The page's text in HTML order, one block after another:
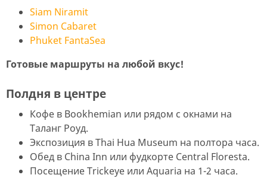
Siam Niramit
Simon Cabaret
Phuket FantaSea
Готовые маршруты на любой вкус!
Полдня в центре
Кофе в Bookhemian или рядом с окнами на
Таланг Роуд.
Экспозиция в Thai Hua Museum на полтора часа.
Обед в China Inn или фудкорте Central Floresta.
Посещение Trickeye или Aquaria на 1-2 часа.